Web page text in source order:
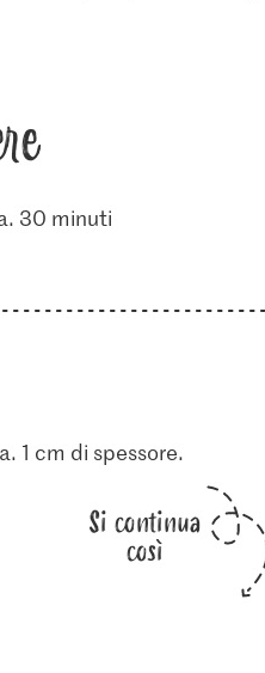
30 minuti
1 cm di spessore.
Si continua
così